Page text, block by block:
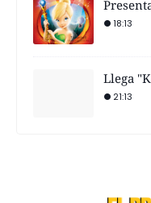
18:13
Llega
21:13